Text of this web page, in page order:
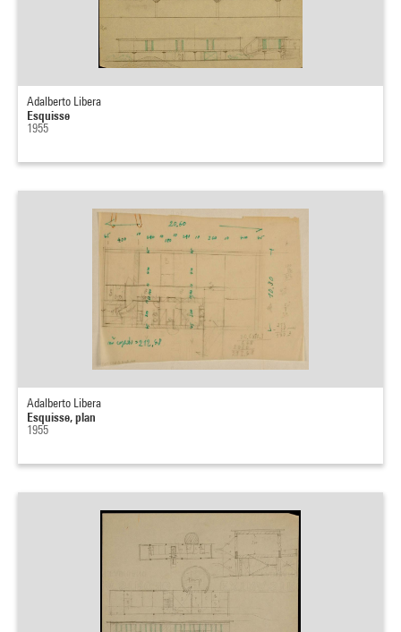
Adalberto Libera
Esquisse
1955
Adalberto Libera
Esquisse, plan
1955